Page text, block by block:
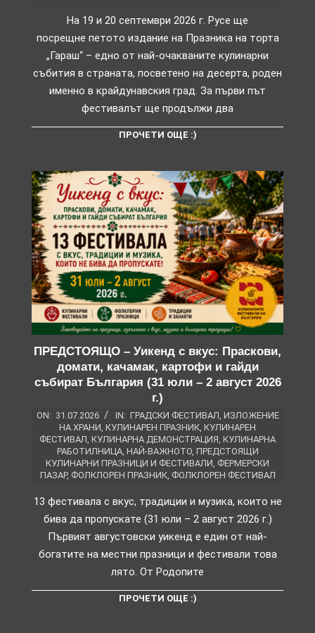
На 19 и 20 септември 2026 г. Русе ще
посрещне петото издание на Празника на торта
„Гараш“ – едно от най-очакваните кулинарни
събития в страната, посветено на десерта, роден
именно в крайдунавския град. За първи път
фестивалът ще продължи два
ПРОЧЕТИ ОЩЕ :)
ПРЕДСТОЯЩО – Уикенд с вкус: Праскови,
домати, качамак, картофи и гайди
събират България (31 юли – 2 август 2026
г.)
ON: 31.07.2026 IN: ГРАДСКИ ФЕСТИВАЛ, ИЗЛОЖЕНИЕ
НА ХРАНИ, КУЛИНАРЕН ПРАЗНИК, КУЛИНАРЕН
ФЕСТИВАЛ, КУЛИНАРНА ДЕМОНСТРАЦИЯ, КУЛИНАРНА
РАБОТИЛНИЦА, НАЙ-ВАЖНОТО, ПРЕДСТОЯЩИ
КУЛИНАРНИ ПРАЗНИЦИ И ФЕСТИВАЛИ, ФЕРМЕРСКИ
ПАЗАР, ФОЛКЛОРЕН ПРАЗНИК, ФОЛКЛОРЕН ФЕСТИВАЛ
13 фестивала с вкус, традиции и музика, които не
бива да пропускате (31 юли – 2 август 2026 г.)
Първият августовски уикенд е един от най-
богатите на местни празници и фестивали това
лято. От Родопите
ПРОЧЕТИ ОЩЕ :)